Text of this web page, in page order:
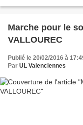
Marche pour le
VALLOUREC
Publié le 20/02/2016 à
Par UL Valenciennes